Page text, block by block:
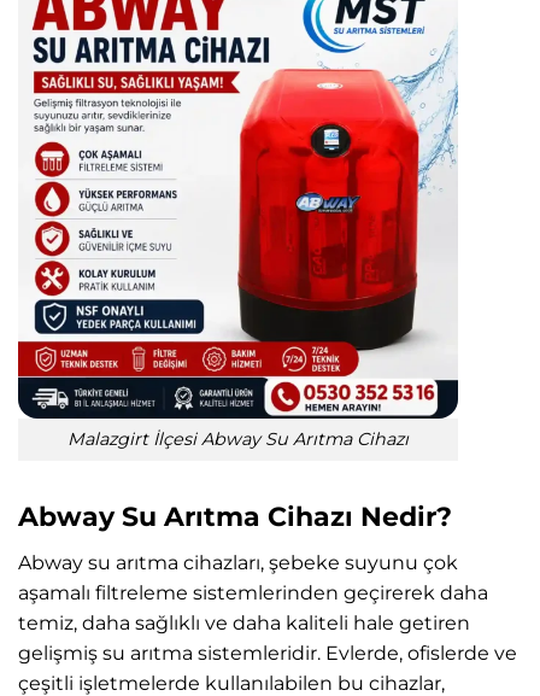
Malazgirt İlçesi Abway Su Arıtma Cihazı
Abway Su Arıtma Cihazı Nedir?
Abway su arıtma cihazları, şebeke suyunu çok
aşamalı filtreleme sistemlerinden geçirerek daha
temiz, daha sağlıklı ve daha kaliteli hale getiren
gelişmiş su arıtma sistemleridir. Evlerde, ofislerde ve
çeşitli işletmelerde kullanılabilen bu cihazlar,